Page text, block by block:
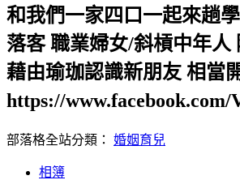
和我們一家四口一起來趟
落客 職業婦女/斜槓中年
藉由瑜珈認識新朋友 相當
https://
部落格全站分類： 婚姻育兒
相簿